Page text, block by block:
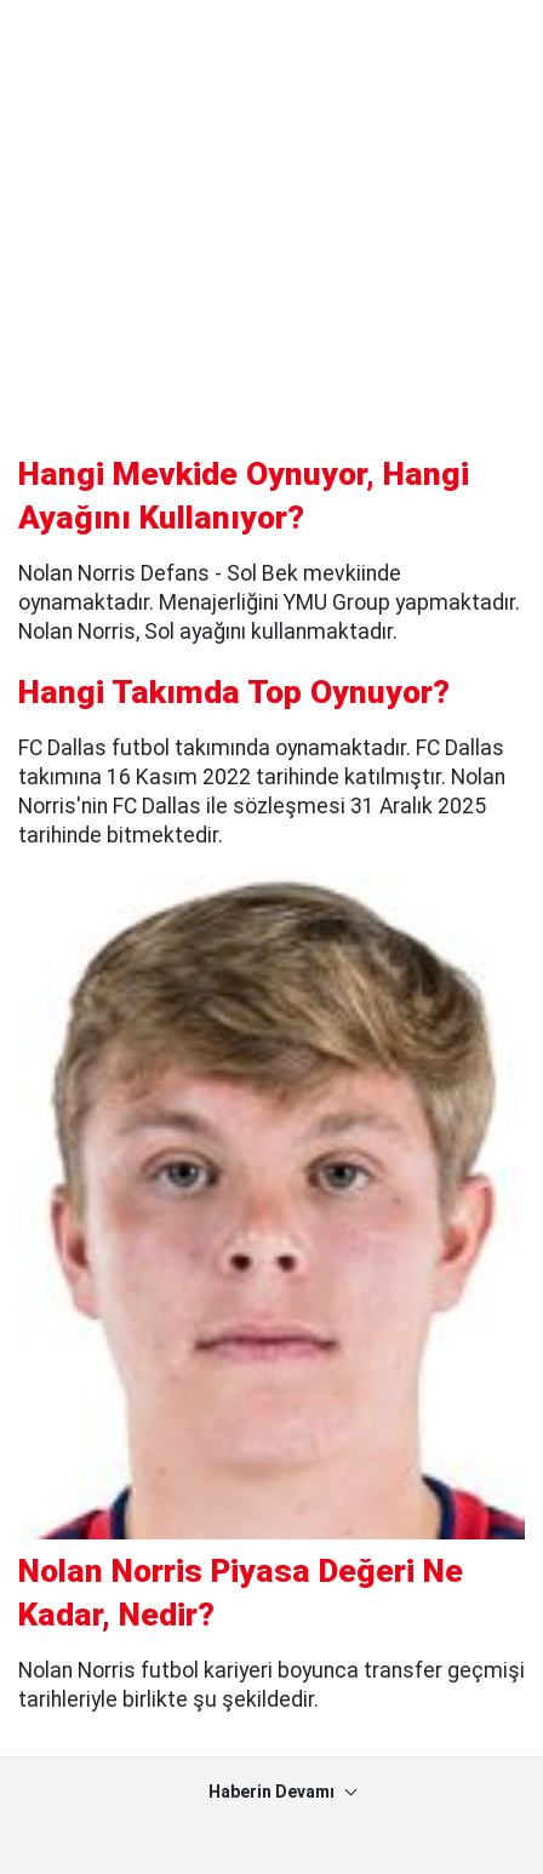
Hangi Mevkide Oynuyor, Hangi
Ayağını Kullanıyor?
Nolan Norris Defans - Sol Bek mevkiinde
oynamaktadır. Menajerliğini YMU Group yapmaktadır.
Nolan Norris, Sol ayağını kullanmaktadır.
Hangi Takımda Top Oynuyor?
FC Dallas futbol takımında oynamaktadır. FC Dallas
takımına 16 Kasım 2022 tarihinde katılmıştır. Nolan
Norris'nin FC Dallas ile sözleşmesi 31 Aralık 2025
tarihinde bitmektedir.
Nolan Norris Piyasa Değeri Ne
Kadar, Nedir?
Nolan Norris futbol kariyeri boyunca transfer geçmişi
tarihleriyle birlikte şu şekildedir.
Haberin Devamı